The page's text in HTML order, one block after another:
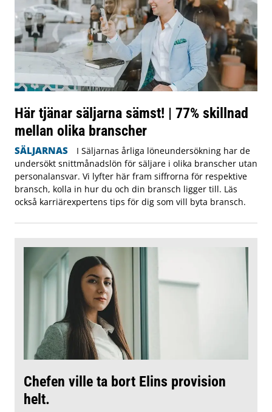
Här tjänar säljarna sämst! | 77% skillnad
mellan olika branscher
SÄLJARNAS
I Säljarnas årliga löneundersökning har de
undersökt snittmånadslön för säljare i olika branscher utan
personalansvar. Vi lyfter här fram siffrorna för respektive
bransch, kolla in hur du och din bransch ligger till. Läs
också karriärexpertens tips för dig som vill byta bransch.
Chefen ville ta bort Elins provision
helt.